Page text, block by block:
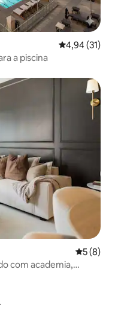
4,94 de uma
4,94 (31)
a piscina
5 de
5 (8)
com academia,